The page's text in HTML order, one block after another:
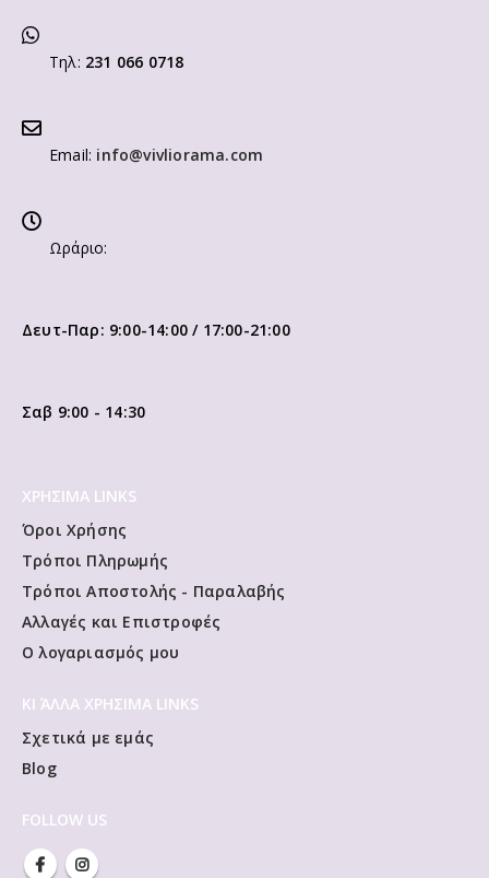
Τηλ: 231 066 0718
Email: info@vivliorama.com
Ωράριο:
Δευτ-Παρ: 9:00-14:00 / 17:00-21:00
Σαβ 9:00 - 14:30
ΧΡΗΣΙΜΑ LINKS
Όροι Χρήσης
Τρόποι Πληρωμής
Τρόποι Αποστολής - Παραλαβής
Αλλαγές και Επιστροφές
Ο λογαριασμός μου
ΚΙ ΆΛΛΑ ΧΡΗΣΙΜΑ LINKS
Σχετικά με εμάς
Blog
FOLLOW US